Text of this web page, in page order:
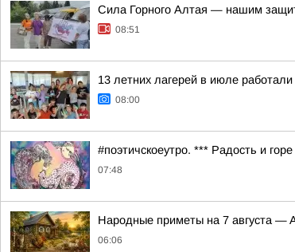
Сила Горного Алтая — нашим
08:51
13 летних лагерей в июле
08:00
#поэтичскоеутро. *** Радость и
07:48
Hapoдныe пpимeты нa 7 aвгуcтa —
06:06